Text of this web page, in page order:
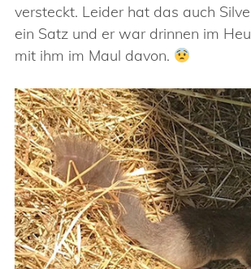
versteckt. Leider hat das auch
ein Satz und er war drinnen im
mit ihm im Maul davon.